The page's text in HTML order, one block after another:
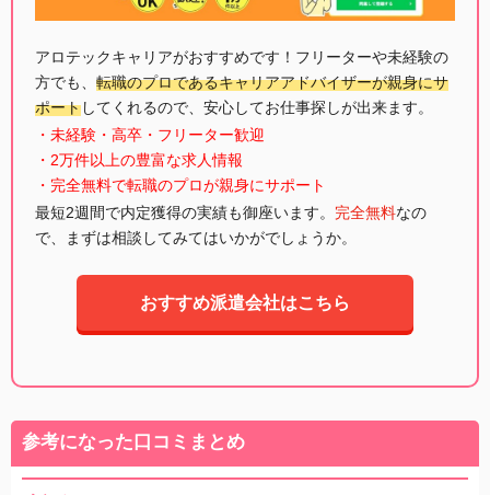
アロテックキャリアがおすすめです！フリーターや未経験の
方でも、 転職のプロであるキャリアアドバイザーが親身にサ
ポートしてくれるので、安心してお仕事探しが出来ます。
・未経験・高卒・フリーター歓迎
・2万件以上の豊富な求人情報
・完全無料で転職のプロが親身にサポート
最短2週間で内定獲得の実績も御座います。 完全無料なの
で、まずは相談してみてはいかがでしょうか。
おすすめ派遣会社はこちら
参考になった口コミまとめ